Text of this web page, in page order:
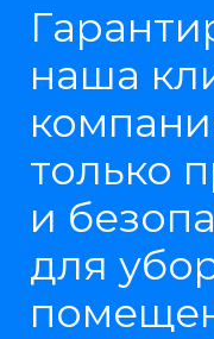
наша
только
и
для